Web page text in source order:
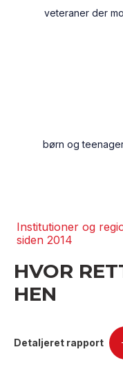
veteraner der
børn og
Institutioner og
siden 2014
HVOR
HEN
Detaljeret rapport